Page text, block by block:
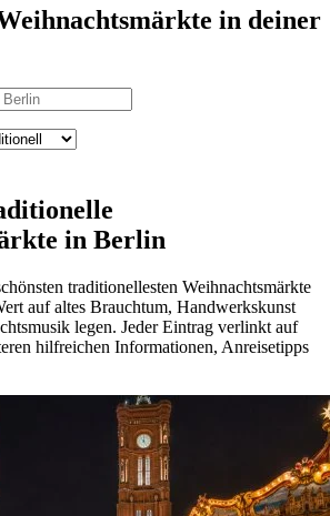
in deiner
in Berlin
traditionellesten Weihnachtsmärkte
auf altes Brauchtum, Handwerkskunst
legen. Jeder Eintrag verlinkt auf
hilfreichen Informationen, Anreisetipps